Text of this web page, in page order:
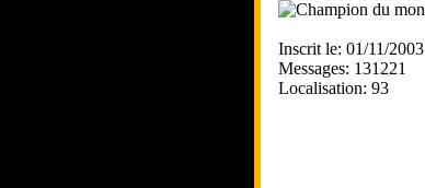
Inscrit le: 01/11/2003
Messages: 131221
Localisation: 93